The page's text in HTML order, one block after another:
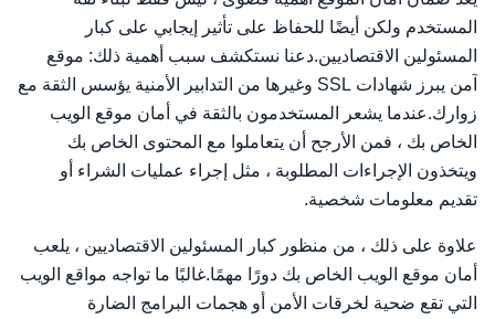
المستخدم ولكن أيضًا للحفاظ على تأثير إيجابي على كبار
المسئولين الاقتصاديين.دعنا نستكشف سبب أهمية ذلك: موقع
آمن يبرز شهادات SSL وغيرها من التدابير الأمنية يؤسس الثقة مع
زوارك.عندما يشعر المستخدمون بالثقة في أمان موقع الويب
الخاص بك ، فمن الأرجح أن يتعاملوا مع المحتوى الخاص بك
ويتخذون الإجراءات المطلوبة ، مثل إجراء عمليات الشراء أو
تقديم معلومات شخصية.
علاوة على ذلك ، من منظور كبار المسئولين الاقتصاديين ، يلعب
أمان موقع الويب الخاص بك دورًا مهمًا.غالبًا ما تواجه مواقع الويب
التي تقع ضحية لخرقات الأمن أو هجمات البرامج الضارة